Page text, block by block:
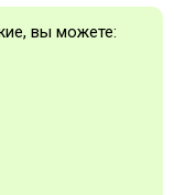
вы можете: